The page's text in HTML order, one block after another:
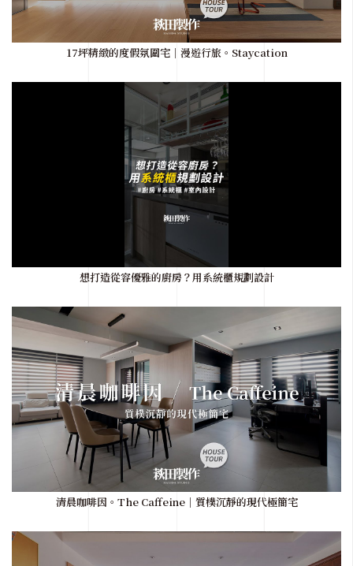
17坪精緻的度假氛圍宅｜漫遊行旅。Staycation
想打造從容優雅的廚房？用系統櫃規劃設計
清晨咖啡因。The Caffeine｜質樸沉靜的現代極簡宅